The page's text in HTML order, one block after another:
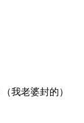
（我老婆封的）